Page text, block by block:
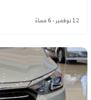
12 نوفمبر - 6 مساءً